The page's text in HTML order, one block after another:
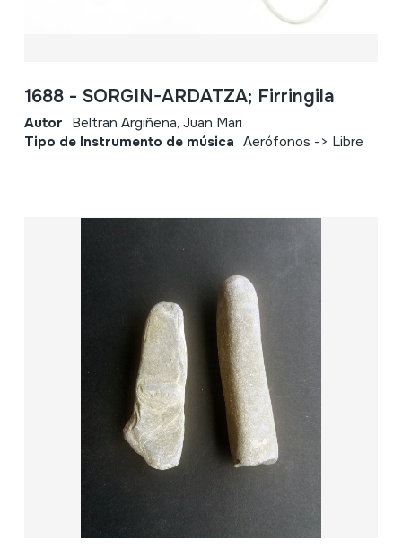
1688 - SORGIN-ARDATZA; Firringila
Autor Beltran Argiñena, Juan Mari
Tipo de Instrumento de música Aerófonos -> Libre